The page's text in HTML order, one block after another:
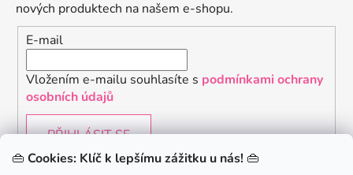
👜 Cookies: Klíč k lepšímu zážitku u nás! 👜
nových produktech na našem e-shopu.
E-mail
Vložením e-mailu souhlasíte s podmínkami ochrany
osobních údajů
PŘIHLÁSIT SE